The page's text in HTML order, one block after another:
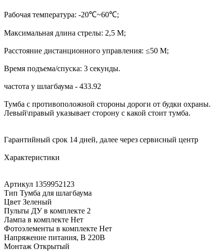
Рабочая температура: -20℃~60℃;
Максимальная длина стрелы: 2,5 М;
Расстояние дистанционного управления: ≤50 М;
Время подъема/спуска: 3 секунды.
частота у шлагбаума - 433.92
Тумба с противоположной стороны дороги от будки охраны.
Левый\правый указывает сторону с какой стоит тумба.
Гарантийный срок 14 дней, далее через сервисный центр
Характеристики
Артикул 1359952123
Тип Тумба для шлагбаума
Цвет Зеленый
Пульты ДУ в комплекте 2
Лампа в комплекте Нет
Фотоэлементы в комплекте Нет
Напряжение питания, В 220В
Монтаж Открытый